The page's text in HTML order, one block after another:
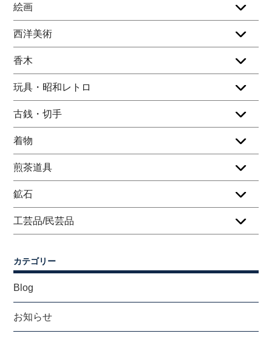
絵画
西洋美術
香木
玩具・昭和レトロ
古銭・切手
着物
煎茶道具
鉱石
工芸品/民芸品
カテゴリー
Blog
お知らせ